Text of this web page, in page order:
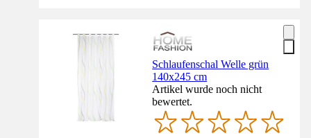
Schlaufenschal Welle grün
140x245 cm
Artikel wurde noch nicht
bewertet.